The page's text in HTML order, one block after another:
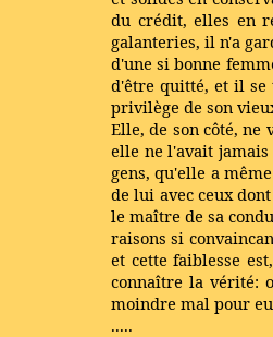
du crédit, elles en
galanteries, il n'a
d'une si bonne
d'être quitté, et il se
privilège de son
Elle, de son côté,
elle ne l'avait
gens, qu'elle a
de lui avec ceux
le maître de sa
raisons si
et cette faiblesse
connaître la vérité:
moindre mal pour
.....